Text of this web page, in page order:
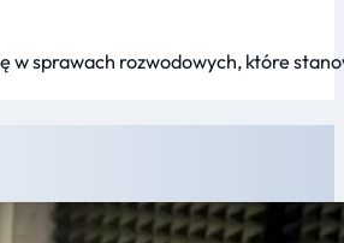
w sprawach rozwodowych, które